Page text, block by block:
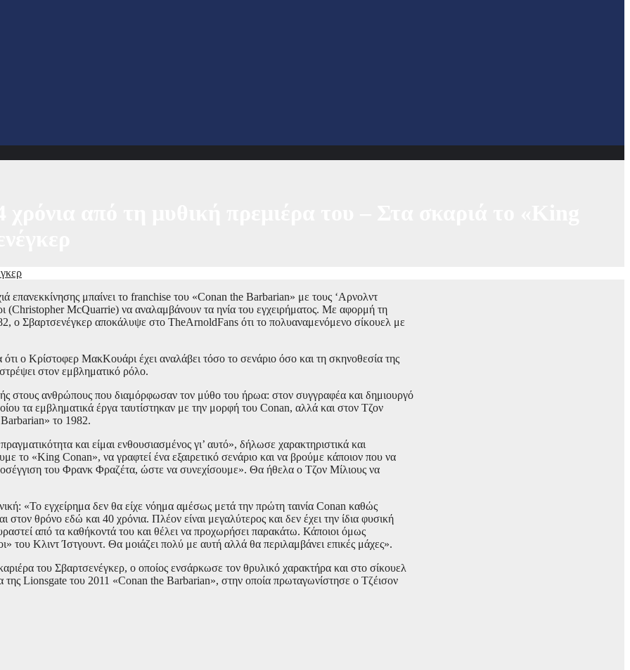
επανεκκίνησης μπαίνει το franchise του «Conan the Barbarian» με τους ‘Αρνολντ
McQuarrie) να αναλαμβάνουν τα ηνία του εγχειρήματος. Με αφορμή τη
ο Σβαρτσενέγκερ αποκάλυψε στο TheArnoldFans ότι το πολυαναμενόμενο σίκουελ με
ο Κρίστοφερ ΜακΚουάρι έχει αναλάβει τόσο το σενάριο όσο και τη σκηνοθεσία της
στον εμβληματικό ρόλο.
στους ανθρώπους που διαμόρφωσαν τον μύθο του ήρωα: στον συγγραφέα και δημιουργό
τα εμβληματικά έργα ταυτίστηκαν με την μορφή του Conan, αλλά και στον Τζον
Barbarian» το 1982.
και είμαι ενθουσιασμένος γι’ αυτό», δήλωσε χαρακτηριστικά και
το «King Conan», να γραφτεί ένα εξαιρετικό σενάριο και να βρούμε κάποιον που να
του Φρανκ Φραζέτα, ώστε να συνεχίσουμε». Θα ήθελα ο Τζον Μίλιους να
«Το εγχείρημα δεν θα είχε νόημα αμέσως μετά την πρώτη ταινία Conan καθώς
θρόνο εδώ και 40 χρόνια. Πλέον είναι μεγαλύτερος και δεν έχει την ίδια φυσική
από τα καθήκοντά του και θέλει να προχωρήσει παρακάτω. Κάποιοι όμως
του Κλιντ Ίστγουντ. Θα μοιάζει πολύ με αυτή αλλά θα περιλαμβάνει επικές μάχες».
του Σβαρτσενέγκερ, ο οποίος ενσάρκωσε τον θρυλικό χαρακτήρα και στο σίκουελ
της Lionsgate του 2011 «Conan the Barbarian», στην οποία πρωταγωνίστησε ο Τζέισον